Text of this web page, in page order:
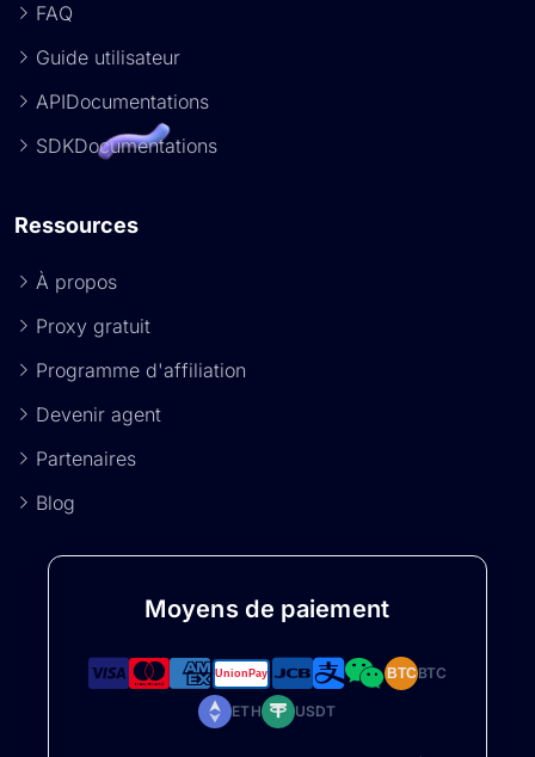
FAQ
Guide utilisateur
APIDocumentations
SDKDocumentations
Ressources
À propos
Proxy gratuit
Programme d'affiliation
Devenir agent
Partenaires
Blog
Moyens de paiement
BTCBTC
ETH USDT